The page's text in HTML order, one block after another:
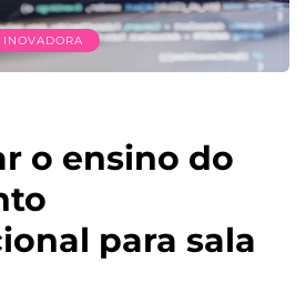
o ensino do
para sala